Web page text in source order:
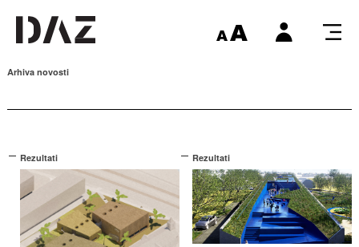
Arhiva novosti
Rezultati Rezultati